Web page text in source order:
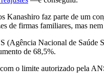
Kanashiro faz parte de um
de firmas familiares, mas nem
(Agência Nacional de Saúde
de 68,5%.
o limite autorizado pela